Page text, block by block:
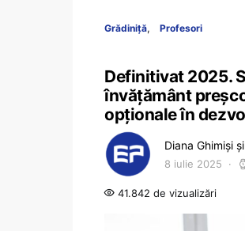
Grădiniță Profesori
Definitivat 2025.
învățământ
opționale în
Diana Ghimiși
8 iulie 2025
41.842 de vizualizări